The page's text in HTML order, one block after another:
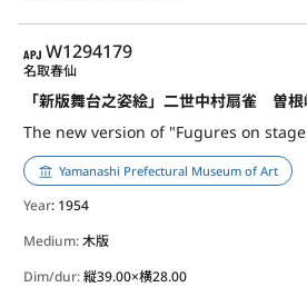
APJ
W1294179
The new version of "Fugures on stage
名取春仙
Yamanashi Prefectural Museum of Art
Year: 1954
Medium:木版
Dim/dur:縦39.00×横28.00